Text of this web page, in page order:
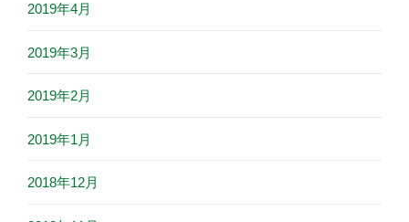
2019年4月
2019年3月
2019年2月
2019年1月
2018年12月